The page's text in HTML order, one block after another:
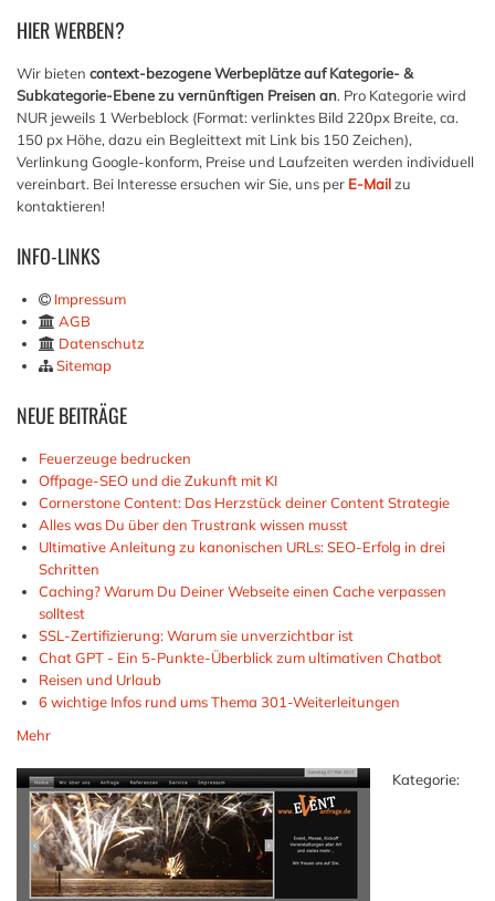
HIERWERBEN?
Wir bieten context-bezogene Werbeplätze auf Kategorie- &
Subkategorie-Ebene zu vernünftigen Preisen an. Pro Kategorie wird
NUR jeweils 1 Werbeblock (Format: verlinktes Bild 220px Breite, ca.
150 px Höhe, dazu ein Begleittext mit Link bis 150 Zeichen),
Verlinkung Google-konform, Preise und Laufzeiten werden individuell
vereinbart. Bei Interesse ersuchen wir Sie, uns per E-Mailzu
kontaktieren!
INFO-LINKS
Impressum
AGB
Datenschutz
Sitemap
NEUEBEITRÄGE
Feuerzeuge bedrucken
Offpage-SEO und die Zukunft mit KI
Cornerstone Content: Das Herzstück deiner Content Strategie
Alles was Du über den Trustrank wissen musst
Ultimative Anleitung zu kanonischen URLs: SEO-Erfolg in drei
Schritten
Caching? Warum Du Deiner Webseite einen Cache verpassen
solltest
SSL-Zertifizierung: Warum sie unverzichtbar ist
Chat GPT - Ein 5-Punkte-Überblick zum ultimativen Chatbot
Reisen und Urlaub
6 wichtige Infos rund ums Thema 301-Weiterleitungen
Mehr
Kategorie: